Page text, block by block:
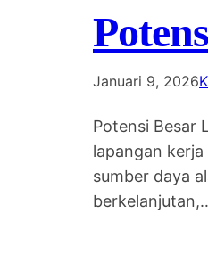
Januari 9, 2026
Potensi Besar
lapangan
sumber daya